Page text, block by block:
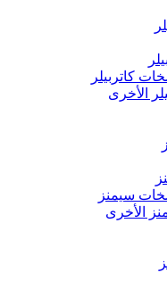
كاتربيلر
الأخرى
سيمنز
الأخرى